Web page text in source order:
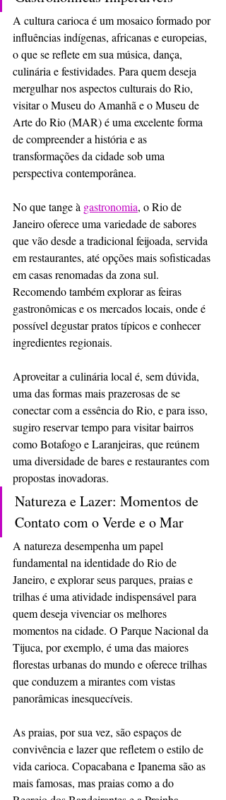
A cultura carioca é um mosaico formado por
influências indígenas, africanas e europeias,
o que se reflete em sua música, dança,
culinária e festividades. Para quem deseja
mergulhar nos aspectos culturais do Rio,
visitar o Museu do Amanhã e o Museu de
Arte do Rio (MAR) é uma excelente forma
de compreender a história e as
transformações da cidade sob uma
perspectiva contemporânea.
No que tange à gastronomia, o Rio de
Janeiro oferece uma variedade de sabores
que vão desde a tradicional feijoada, servida
em restaurantes, até opções mais sofisticadas
em casas renomadas da zona sul.
Recomendo também explorar as feiras
gastronômicas e os mercados locais, onde é
possível degustar pratos típicos e conhecer
ingredientes regionais.
Aproveitar a culinária local é, sem dúvida,
uma das formas mais prazerosas de se
conectar com a essência do Rio, e para isso,
sugiro reservar tempo para visitar bairros
como Botafogo e Laranjeiras, que reúnem
uma diversidade de bares e restaurantes com
propostas inovadoras.
Natureza e Lazer: Momentos de
Contato com o Verde e o Mar
A natureza desempenha um papel
fundamental na identidade do Rio de
Janeiro, e explorar seus parques, praias e
trilhas é uma atividade indispensável para
quem deseja vivenciar os melhores
momentos na cidade. O Parque Nacional da
Tijuca, por exemplo, é uma das maiores
florestas urbanas do mundo e oferece trilhas
que conduzem a mirantes com vistas
panorâmicas inesquecíveis.
As praias, por sua vez, são espaços de
convivência e lazer que refletem o estilo de
vida carioca. Copacabana e Ipanema são as
mais famosas, mas praias como a do